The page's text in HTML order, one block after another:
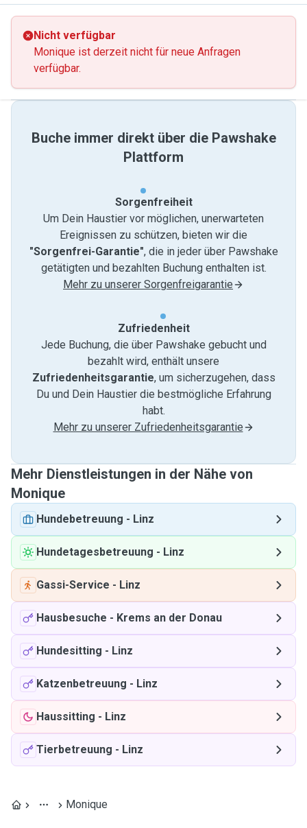
Nicht verfügbar
Monique ist derzeit nicht für neue Anfragen
verfügbar.
Buche immer direkt über die Pawshake
Plattform
Sorgenfreiheit
Um Dein Haustier vor möglichen, unerwarteten
Ereignissen zu schützen, bieten wir die
"Sorgenfrei-Garantie", die in jeder über Pawshake
getätigten und bezahlten Buchung enthalten ist.
Mehr zu unserer Sorgenfreigarantie
Zufriedenheit
Jede Buchung, die über Pawshake gebucht und
bezahlt wird, enthält unsere
Zufriedenheitsgarantie, um sicherzugehen, dass
Du und Dein Haustier die bestmögliche Erfahrung
habt.
Mehr zu unserer Zufriedenheitsgarantie
Mehr Dienstleistungen in der Nähe von
Monique
Hundebetreuung - Linz
Hundetagesbetreuung - Linz
Gassi-Service - Linz
Hausbesuche - Krems an der Donau
Hundesitting - Linz
Katzenbetreuung - Linz
Haussitting - Linz
Tierbetreuung - Linz
Monique